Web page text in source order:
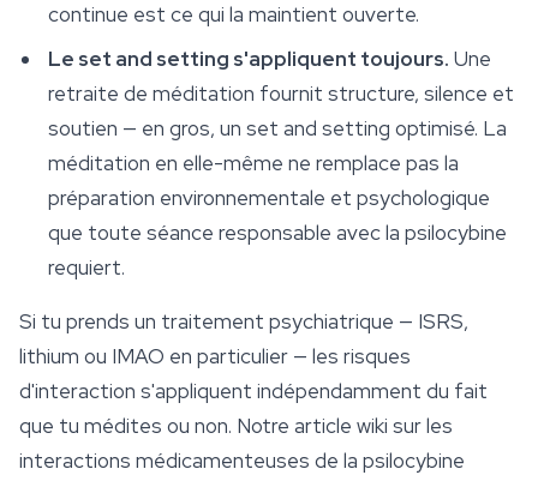
continue est ce qui la maintient ouverte.
Le set and setting s'appliquent toujours. Une
retraite de méditation fournit structure, silence et
soutien — en gros, un set and setting optimisé. La
méditation en elle-même ne remplace pas la
préparation environnementale et psychologique
que toute séance responsable avec la psilocybine
requiert.
Si tu prends un traitement psychiatrique — ISRS,
lithium ou IMAO en particulier — les risques
d'interaction s'appliquent indépendamment du fait
que tu médites ou non. Notre article wiki sur les
interactions médicamenteuses de la psilocybine